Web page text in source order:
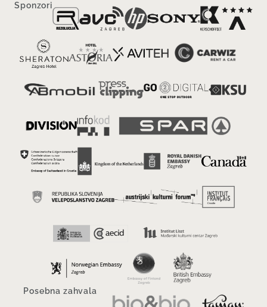
Sponzori
Posebna zahvala